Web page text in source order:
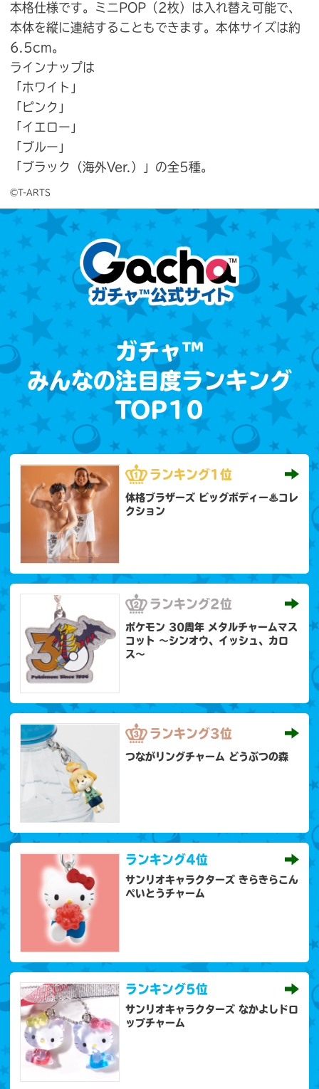
本格仕様です。ミニPOP（2枚）は入れ替え可能で、
本体を縦に連結することもできます。本体サイズは約
6.5cm。
ラインナップは
「ホワイト」
「ピンク」
「イエロー」
「ブルー」
「ブラック（海外Ver.）」の全5種。
©T-ARTS
ガチャ™
みんなの注目度ランキング
TOP10
ランキング1位
体格ブラザーズ ビッグボディー♨コレ
クション
ランキング2位
ポケモン 30周年 メタルチャームマス
コット 〜シンオウ、イッシュ、カロ
ス〜
ランキング3位
つながリングチャーム どうぶつの森
ランキング4位
サンリオキャラクターズ きらきらこん
ぺいとうチャーム
ランキング5位
サンリオキャラクターズ なかよしドロ
ップチャーム